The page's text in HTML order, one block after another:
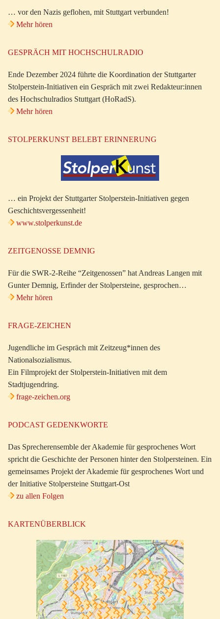
… vor den Nazis geflohen, mit Stuttgart verbunden!
Mehr hören
GESPRÄCH MIT HOCHSCHULRADIO
Ende Dezember 2024 führte die Koordination der Stuttgarter
Stolperstein-Initiativen ein Gespräch mit zwei Redakteur:innen
des Hochschulradios Stuttgart (HoRadS).
Mehr hören
STOLPERKUNST BELEBT ERINNERUNG
… ein Projekt der Stuttgarter Stolperstein-Initiativen gegen
Geschichtsvergessenheit!
www.stolperkunst.de
ZEITGENOSSE DEMNIG
Für die SWR-2-Reihe “Zeitgenossen” hat Andreas Langen mit
Gunter Demnig, Erfinder der Stolpersteine, gesprochen…
Mehr hören
FRAGE-ZEICHEN
Jugendliche im Gespräch mit Zeitzeug*innen des
Nationalsozialismus.
Ein Filmprojekt der Stolperstein-Initiativen mit dem
Stadtjugendring.
frage-zeichen.org
PODCAST GEDENKWORTE
Das Sprecherensemble der Akademie für gesprochenes Wort
spricht die Geschichte der Personen hinter den Stolpersteinen. Ein
gemeinsames Projekt der Akademie für gesprochenes Wort und
der Initiative Stolpersteine Stuttgart-Ost
zu allen Folgen
KARTENÜBERBLICK